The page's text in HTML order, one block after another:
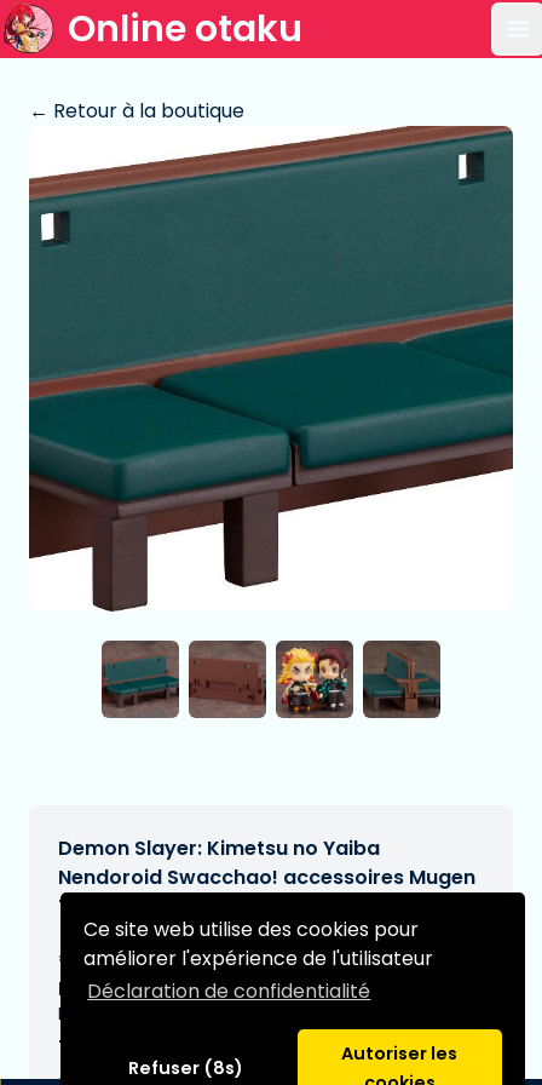
Ce site web utilise des cookies pour
améliorer l'expérience de l'utilisateur
Déclaration de confidentialité
Refuser (8s)
Autoriser les
Online otaku
← Retour à la boutique
Demon Slayer: Kimetsu no Yaiba
Nendoroid Swacchao! accessoires Mugen
Train Passenger Seat
€22,90[Sous réserve de modifications]
Date de livraison prévue:
N/A
Type: